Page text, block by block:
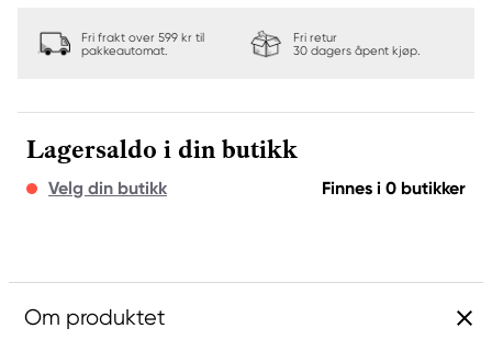
Fri frakt over 599 kr til
pakkeautomat.
Fri retur
30 dagers åpent kjøp.
Lagersaldo i din butikk
Velg din butikk Finnes i 0 butikker
Om produktet